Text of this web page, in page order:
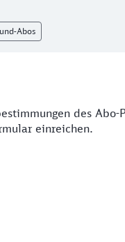
Abos
des Abo-
einreichen.